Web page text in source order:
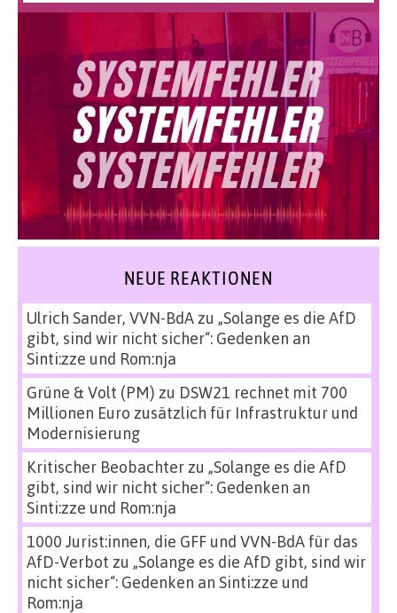
NEUE REAKTIONEN
Ulrich Sander, VVN-BdAzu „Solange es die AfD
gibt, sind wir nicht sicher“: Gedenken an
Sinti:zze und Rom:nja
Grüne & Volt (PM) zu DSW21 rechnet mit 700
Millionen Euro zusätzlich für Infrastruktur und
Modernisierung
Kritischer Beobachterzu „Solange es die AfD
gibt, sind wir nicht sicher“: Gedenken an
Sinti:zze und Rom:nja
1000 Jurist:innen, die GFF und VVN-BdA für das
AfD-Verbot zu „Solange es die AfD gibt, sind wir
nicht sicher“: Gedenken an Sinti:zze und
Rom:nja